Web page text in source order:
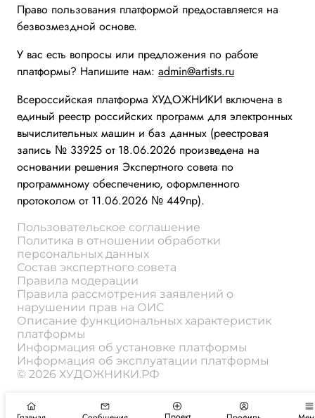
Право пользования платформой предоставляется на
безвозмездной основе.
У вас есть вопросы или предложения по работе
платформы? Напишите нам: admin@artists.ru
Всероссийская платформа ХУДОЖНИКИ включена в
единый реестр российских программ для электронных
вычислительных машин и баз данных (реестровая
запись № 33925 от 18.06.2026 произведена на
основании решения Экспертного совета по
программному обеспечению, оформленного
протоколом от 11.06.2026 № 449пр).
Пользовательское соглашение
Политика в отношении обработки
персональных данных
Состав экспертного совета
Правила модерации
Правила рассмотрения заявлений о
нарушении прав на ОИС
Описание функциональных характеристик
платформы
Информация об установке платформы
Информация об эксплуатации платформы
© 2026 ХУДОЖНИКИ.РФ